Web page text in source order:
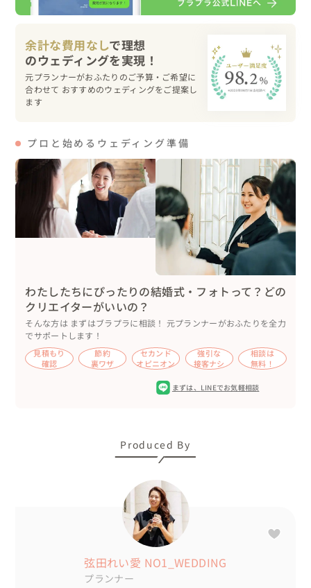
に何度も走ってくれました🥹
ックスした表情に☺️
とっても可愛くてお利口さんだったチャコちゃんに私含
め、皆さんメロメロでした💕
ました🥲 仕上がりを見て、満足そうな表情を見せてくれて
嬉しかったです☺️
みんなでアイスを食べながら休憩をし、車に乗って神戸へ
イルミネーションの点灯前に到着したので、点灯を待ちな
撮影にも慣れてきたおふたり、街中での撮影は終始リラッ
クスした表情でした☺️
イルミネーションが点灯し、ライトアップされたなかでの
撮影🌟
おふたりに加えて、ドレス姿のチャコちゃんも街ゆく人の
注目を集めていました🥹
海での撮影とは雰囲気が一変し、とてもロマンティックな
完成した動画を見たおふたりから
「式で流れるのが楽しみ！」
とお褒めの言葉をいただき、とても嬉しかったです💖
式ではリングドッグを予定しているチャコちゃん🐶💍
私も出席を予定しているので、本番がとても楽しみです💕
◾️アイテムについて
ドレスとピアスはドレスショップの貸し出しです💎
余計な費用なしで理想
元プランナーがおふたりのご予算・ご希望に
合わせて おすすめのウェディングをご提案し
ます
プロと始めるウェディング準備
わたしたちにぴったりの結婚式・フォトって？どの
クリエイターがいいの？
そんな方は まずはブラプラに相談！ 元プランナーがおふたりを全力
でサポートします！
見積もり
確認
節約
裏ワザ
セカンド
オピニオン
強引な
接客ナシ
相談は
無料！
まずは、 LINEでお気軽相談
Produced By
弦田れい愛 NO1_WEDDING
プランナー